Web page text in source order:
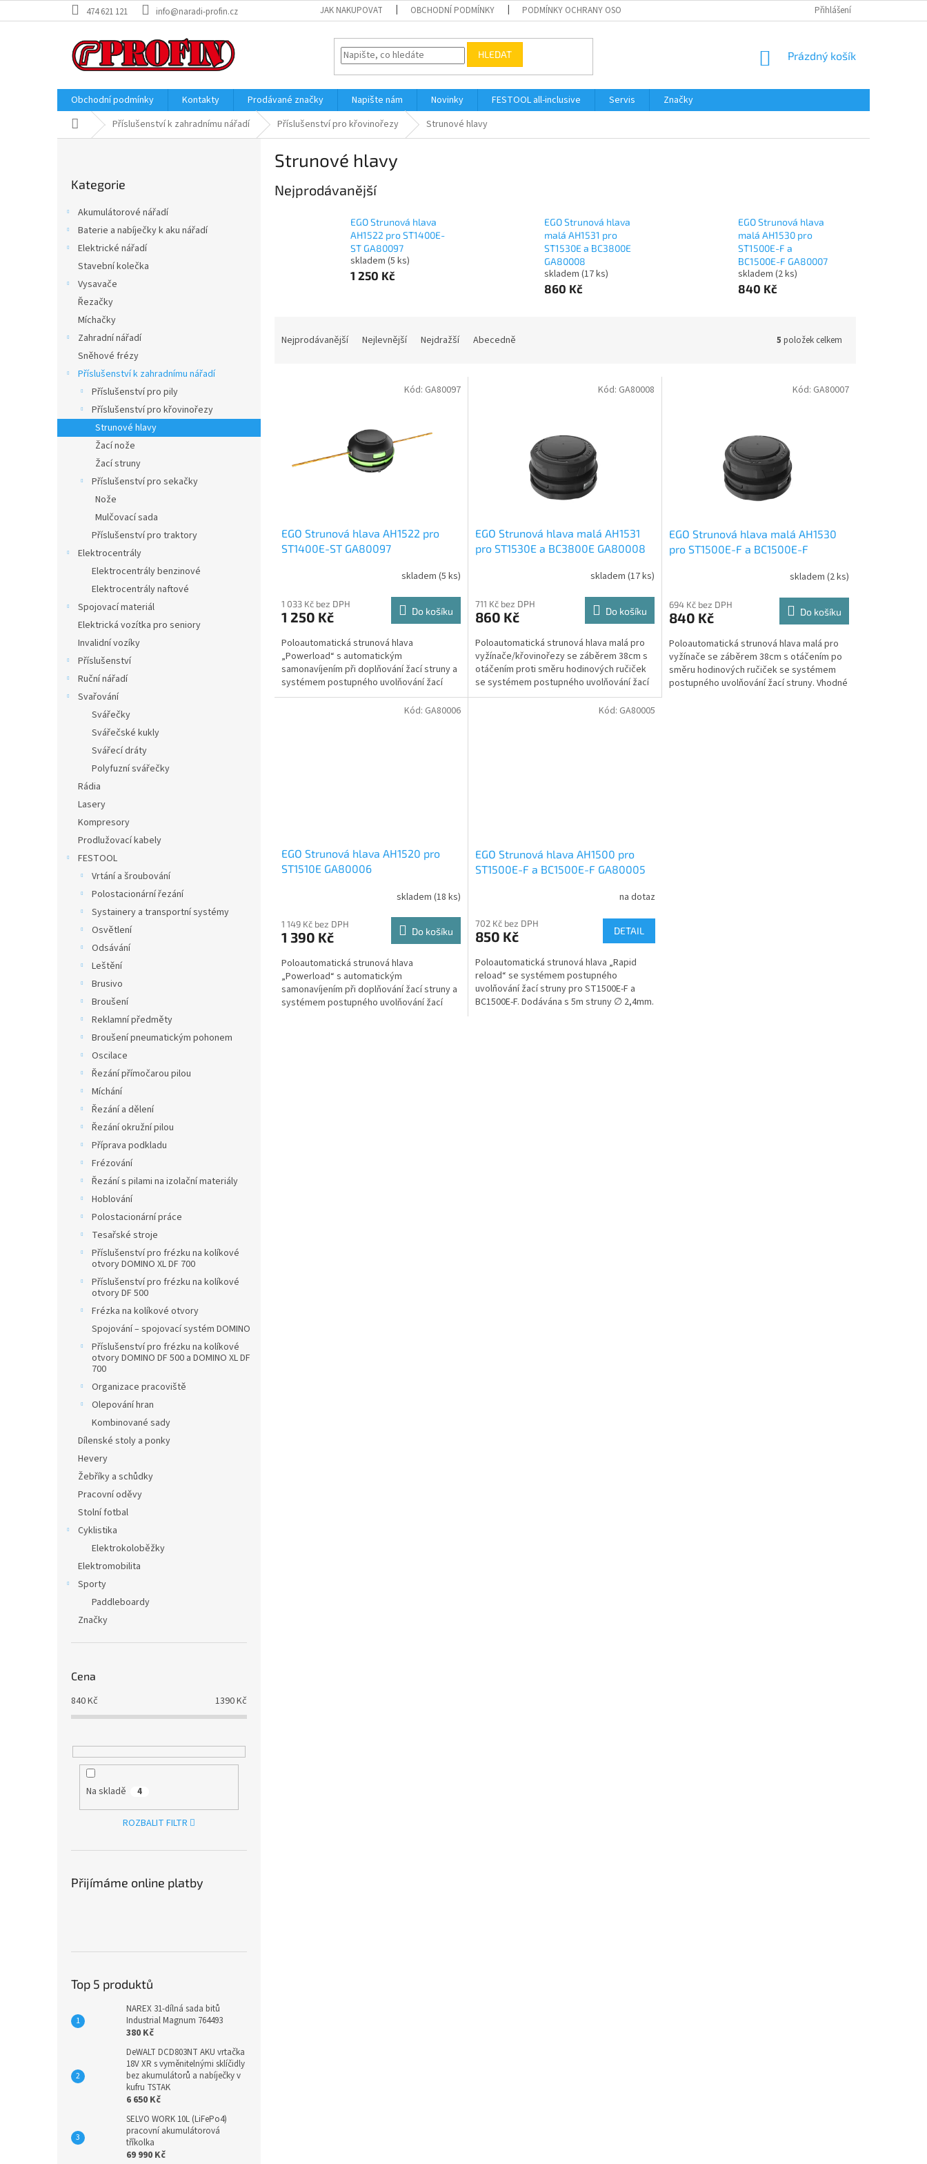
na
474 621 121 info@naradi-profin.cz JAK NAKUPOVAT OBCHODNÍ PODMÍNKY PODMÍNKY OCHRANY OSOBNÍCH ÚDAJŮ Přihlášení
HLEDAT
NÁKUPNÍ
Prázdný košík
Obchodní podmínky Kontakty Prodávané značky Napište nám Novinky FESTOOL all-inclusive Servis
Značky
Domů Příslušenství k zahradnímu nářadí Příslušenství pro křovinořezy Strunové hlavy
kategorie
Kategorie
Akumulátorové nářadí
Baterie a nabíječky k aku nářadí
Elektrické nářadí
Stavební kolečka
Vysavače
Řezačky
Míchačky
Zahradní nářadí
Sněhové frézy
Příslušenství k zahradnímu nářadí
Příslušenství pro pily
Příslušenství pro křovinořezy
Strunové hlavy
Žací nože
Žací struny
Příslušenství pro sekačky
Nože
Mulčovací sada
Příslušenství pro traktory
Elektrocentrály
Elektrocentrály benzinové
Elektrocentrály naftové
Spojovací materiál
Elektrická vozítka pro seniory
Invalidní vozíky
Příslušenství
Ruční nářadí
Svařování
Svářečky
Svářečské kukly
Svářecí dráty
Polyfuzní svářečky
Rádia
Lasery
Kompresory
Prodlužovací kabely
FESTOOL
Vrtání a šroubování
Polostacionární řezání
Systainery a transportní systémy
Osvětlení
Odsávání
Leštění
Brusivo
Broušení
Reklamní předměty
Broušení pneumatickým pohonem
Oscilace
Řezání přímočarou pilou
Míchání
Řezání a dělení
Řezání okružní pilou
Příprava podkladu
Frézování
Řezání s pilami na izolační materiály
Hoblování
Polostacionární práce
Tesařské stroje
Příslušenství pro frézku na kolíkové
otvory DOMINO XL DF 700
Příslušenství pro frézku na kolíkové
otvory DF 500
Frézka na kolíkové otvory
Spojování – spojovací systém DOMINO
Příslušenství pro frézku na kolíkové
otvory DOMINO DF 500 a DOMINO XL DF
700
Organizace pracoviště
Olepování hran
Kombinované sady
Dílenské stoly a ponky
Hevery
Žebříky a schůdky
Pracovní oděvy
Stolní fotbal
Cyklistika
Elektrokoloběžky
Elektromobilita
Sporty
Paddleboardy
Značky
Cena
840Kč 1390Kč
Na skladě 4
ROZBALIT FILTR
Přijímáme online platby
Top 5 produktů
NAREX 31-dílná sada bitů
Industrial Magnum 764493
380 Kč
DeWALT DCD803NT AKU vrtačka
18V XR s vyměnitelnými sklíčidly
bez akumulátorů a nabíječky v
kufru TSTAK
6 650 Kč
SELVO WORK 10L (LiFePo4)
pracovní akumulátorová
tříkolka
69 990 Kč
Strunové hlavy
Nejprodávanější
EGO Strunová hlava
AH1522 pro ST1400E-
ST GA80097
skladem (5 ks)
1 250 Kč
EGO Strunová hlava
malá AH1531 pro
ST1530E a BC3800E
GA80008
skladem (17 ks)
860 Kč
EGO Strunová hlava
malá AH1530 pro
ST1500E-F a
BC1500E-F GA80007
skladem (2 ks)
840 Kč
Nejprodávanější Nejlevnější Nejdražší Abecedně 5 položek celkem
EGO Strunová hlava AH1522 pro
ST1400E-ST GA80097
skladem (5 ks)
1 033 Kč bez DPH
1 250 Kč Do košíku
Poloautomatická strunová hlava
„Powerload“ s automatickým
samonavíjením při doplňování žací struny a
systémem postupného uvolňování žací
struny při sekání pro vyžínač...
Kód: GA80097
EGO Strunová hlava malá AH1531
pro ST1530E a BC3800E GA80008
skladem (17 ks)
711 Kč bez DPH
860 Kč Do košíku
Poloautomatická strunová hlava malá pro
vyžínače/křovinořezy se záběrem 38cm s
otáčením proti směru hodinových ručiček
se systémem postupného uvolňování žací
struny. Vhodné pro...
Kód: GA80008
EGO Strunová hlava malá AH1530
pro ST1500E-F a BC1500E-F
skladem (2 ks)
694 Kč bez DPH
840 Kč Do košíku
Poloautomatická strunová hlava malá pro
vyžínače se záběrem 38cm s otáčením po
směru hodinových ručiček se systémem
postupného uvolňování žací struny. Vhodné
Kód: GA80007
EGO Strunová hlava AH1520 pro
ST1510E GA80006
skladem (18 ks)
1 149 Kč bez DPH
1 390 Kč Do košíku
Poloautomatická strunová hlava
„Powerload“ s automatickým
samonavíjením při doplňování žací struny a
systémem postupného uvolňování žací
Kód: GA80006
EGO Strunová hlava AH1500 pro
ST1500E-F a BC1500E-F GA80005
na dotaz
702 Kč bez DPH
850 Kč DETAIL
Poloautomatická strunová hlava „Rapid
reload“ se systémem postupného
uvolňování žací struny pro ST1500E-F a
BC1500E-F. Dodávána s 5m struny ∅ 2,4mm.
Kód: GA80005